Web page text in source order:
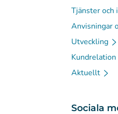
Tjänster och
Anvisningar
Utveckling
Kundrelation
Aktuellt
Sociala